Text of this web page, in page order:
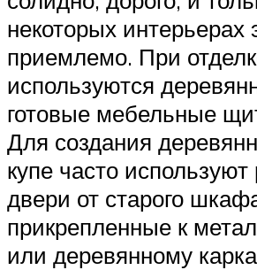
некоторых интерьерах
приемлемо. При
используются
готовые мебельные
Для создания
купе часто
двери от старого
прикрепленные к
или деревянному